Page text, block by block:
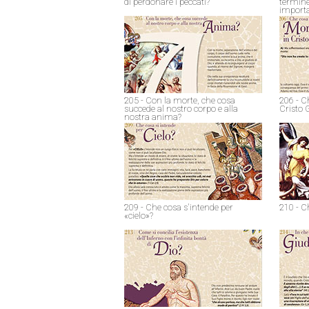
205 - Con la morte, che cosa
succede al nostro corpo e alla
nostra anima?
206 -
Cristo
209 - Che cosa s'intende per
«cielo»?
210 -